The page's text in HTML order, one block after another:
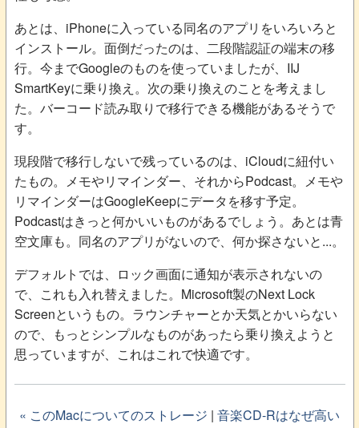
あとは、iPhoneに入っている同名のアプリをいろいろと
インストール。面倒だったのは、二段階認証の端末の移
行。今までGoogleのものを使っていましたが、IIJ
SmartKeyに乗り換え。次の乗り換えのことを考えまし
た。バーコード読み取りで移行できる機能があるそうで
す。
現段階で移行しないで残っているのは、iCloudに紐付い
たもの。メモやリマインダー、それからPodcast。メモや
リマインダーはGoogleKeepにデータを移す予定。
Podcastはきっと何かいいものがあるでしょう。あとは青
空文庫も。同名のアプリがないので、何か探さないと...。
デフォルトでは、ロック画面に通知が表示されないの
で、これも入れ替えました。Microsoft製のNext Lock
Screenというもの。ラウンチャーとか天気とかいらない
ので、もっとシンプルなものがあったら乗り換えようと
思っていますが、これはこれで快適です。
« このMacについてのストレージ | 音楽CD-Rはなぜ高い